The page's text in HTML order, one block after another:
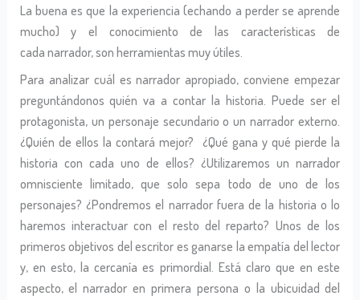
La buena es que la experiencia (echando a perder se aprende
mucho) y el conocimiento de las características de
cada narrador, son herramientas muy útiles.
Para analizar cuál es narrador apropiado, conviene empezar
preguntándonos quién va a contar la historia. Puede ser el
protagonista, un personaje secundario o un narrador externo.
¿Quién de ellos la contará mejor? ¿Qué gana y qué pierde la
historia con cada uno de ellos? ¿Utilizaremos un narrador
omnisciente limitado, que solo sepa todo de uno de los
personajes? ¿Pondremos el narrador fuera de la historia o lo
haremos interactuar con el resto del reparto? Unos de los
primeros objetivos del escritor es ganarse la empatía del lector
y, en esto, la cercanía es primordial. Está claro que en este
aspecto, el narrador en primera persona o la ubicuidad del